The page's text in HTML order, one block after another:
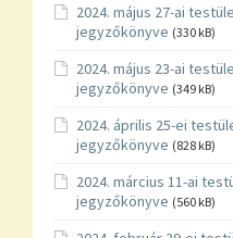
2024. május 27-ai
jegyzőkönyve (330 kB)
2024. május 23-ai
jegyzőkönyve (349 kB)
2024. április 25-ei
jegyzőkönyve (828 kB)
2024. március 11-ai
jegyzőkönyve (560 kB)